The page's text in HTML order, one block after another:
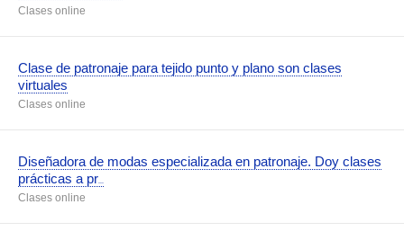
Clases online
Clase de patronaje para tejido punto y plano son clases
virtuales
Clases online
Diseñadora de modas especializada en patronaje. Doy clases
prácticas a pr
Clases online